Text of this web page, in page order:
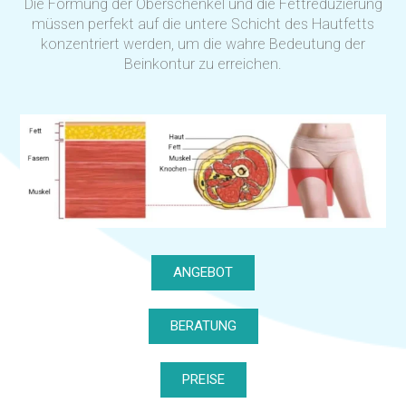
Die Formung der Oberschenkel und die Fettreduzierung
müssen perfekt auf die untere Schicht des Hautfetts
konzentriert werden, um die wahre Bedeutung der
Beinkontur zu erreichen.
ANGEBOT
BERATUNG
PREISE